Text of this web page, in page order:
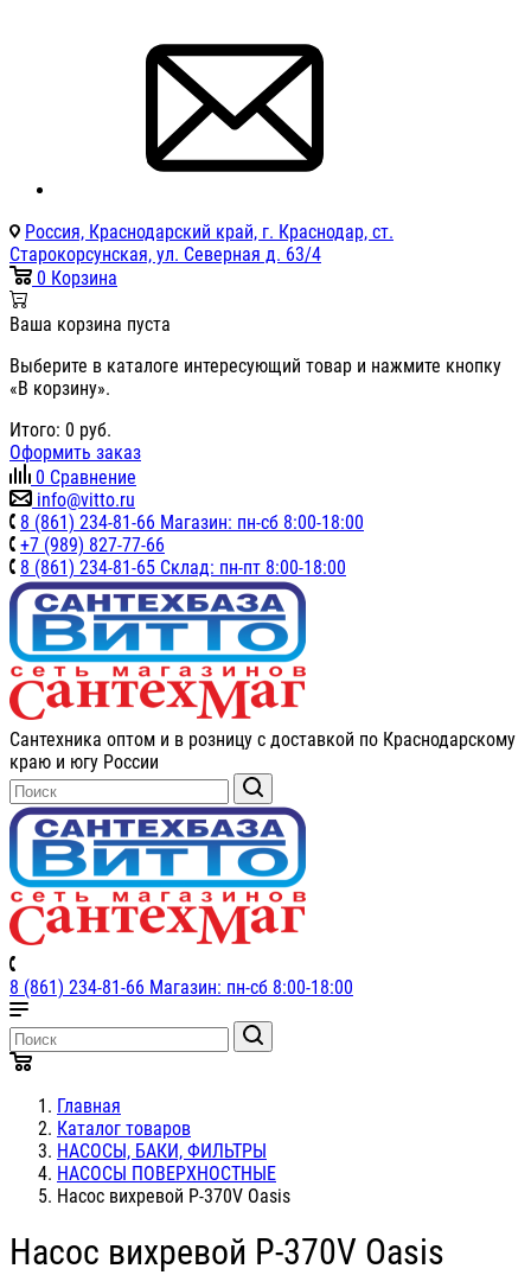
Россия, Краснодарский край, г. Краснодар, ст.
Старокорсунская, ул. Северная д. 63/4
0 Корзина
Ваша корзина пуста
Выберите в каталоге интересующий товар и нажмите кнопку
«В корзину».
Итого: 0 руб.
Оформить заказ
0 Сравнение
info@vitto.ru
8 (861) 234-81-66 Магазин: пн-сб 8:00-18:00
+7 (989) 827-77-66
8 (861) 234-81-65 Склад: пн-пт 8:00-18:00
Сантехника оптом и в розницу с доставкой по Краснодарскому
краю и югу России
8 (861) 234-81-66 Магазин: пн-сб 8:00-18:00
Главная
Каталог товаров
НАСОСЫ, БАКИ, ФИЛЬТРЫ
НАСОСЫ ПОВЕРХНОСТНЫЕ
Насос вихревой P-370V Oasis
Насос вихревой P-370V Oasis